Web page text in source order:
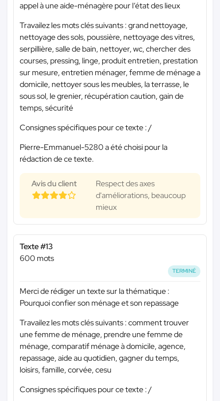
appel à une aide-ménagère pour l’état des lieux
Travailez les mots clés suivants : grand nettoyage,
nettoyage des sols, poussière, nettoyage des vitres,
serpillière, salle de bain, nettoyer, wc, chercher des
courses, pressing, linge, produit entretien, prestation
sur mesure, entretien ménager, femme de ménage a
domicile, nettoyer sous les meubles, la terrasse, le
sous sol, le grenier, récupération caution, gain de
temps, sécurité
Consignes spécifiques pour ce texte : /
Pierre-Emmanuel-5280 a été choisi pour la
rédaction de ce texte.
Avis du client
Respect des axes
d'améliorations, beaucoup
mieux
Texte #13
600 mots
TERMINÉ
Merci de rédiger un texte sur la thématique :
Pourquoi confier son ménage et son repassage
Travailez les mots clés suivants : comment trouver
une femme de ménage, prendre une femme de
ménage, comparatif ménage à domicile, agence,
repassage, aide au quotidien, gagner du temps,
loisirs, famille, corvée, cesu
Consignes spécifiques pour ce texte : /